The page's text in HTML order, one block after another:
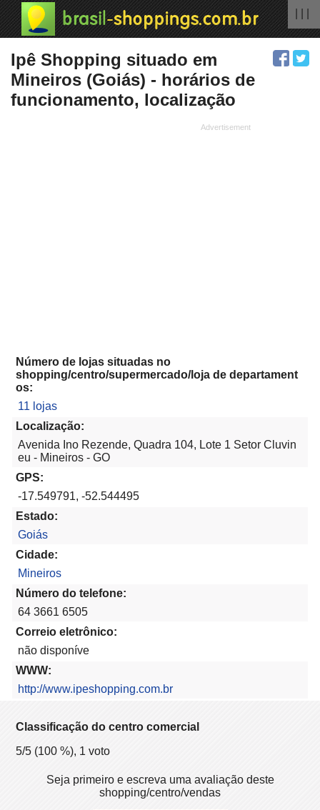
Ipê Shopping situado em
Mineiros (Goiás) - horários de
funcionamento, localização
Número de lojas situadas no
shopping/centro/supermercado/loja de departament
os:
11 lojas
Localização:
Avenida Ino Rezende, Quadra 104, Lote 1 Setor Cluvin
eu - Mineiros - GO
GPS:
-17.549791, -52.544495
Estado:
Goiás
Cidade:
Mineiros
Número do telefone:
64 3661 6505
Correio eletrônico:
não disponíve
WWW:
http://www.ipeshopping.com.br
Classificação do centro comercial
5/5 (100 %), 1 voto
Seja primeiro e escreva uma avaliação deste
shopping/centro/vendas